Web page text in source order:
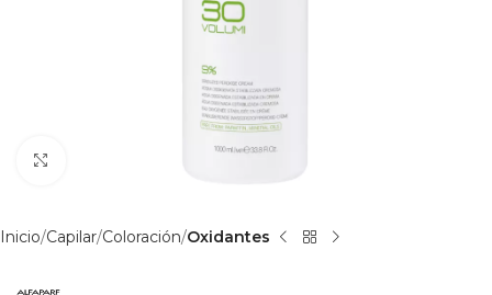
Inicio Capilar Coloración Oxidantes